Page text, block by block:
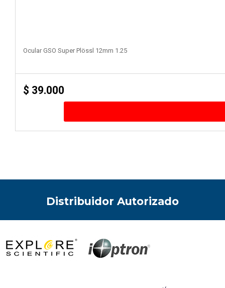
Ocular GSO Super Plössl 12mm 1.25
$ 39.000
Distribuidor Autorizado